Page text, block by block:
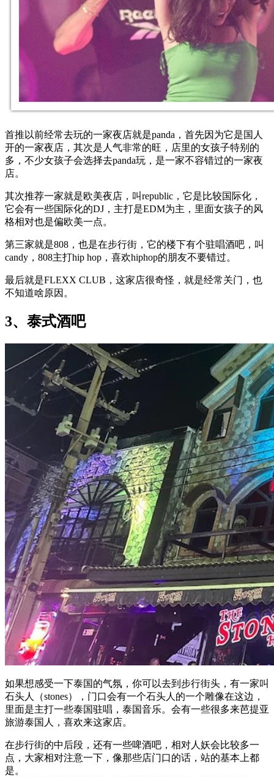
首推以前经常去玩的一家夜店就是panda，首先因为它是国人
开的一家夜店，其次是人气非常的旺，店里的女孩子特别的
多，不少女孩子会选择去panda玩，是一家不容错过的一家夜
店。
其次推荐一家就是欧美夜店，叫republic，它是比较国际化，
它会有一些国际化的DJ，主打是EDM为主，里面女孩子的风
格相对也是偏欧美一点。
第三家就是808，也是在步行街，它的楼下有个驻唱酒吧，叫
candy，808主打hip hop，喜欢hiphop的朋友不要错过。
最后就是FLEXX CLUB，这家店很奇怪，就是经常关门，也
不知道啥原因。
3、泰式酒吧
如果想感受一下泰国的气氛，你可以去到步行街头，有一家叫
石头人（stones），门口会有一个石头人的一个雕像在这边，
里面是主打一些泰国驻唱，泰国音乐。会有一些很多来芭提亚
旅游泰国人，喜欢来这家店。
在步行街的中后段，还有一些啤酒吧，相对人妖会比较多一
点，大家相对注意一下，像那些店门口的话，站的基本上都
是。